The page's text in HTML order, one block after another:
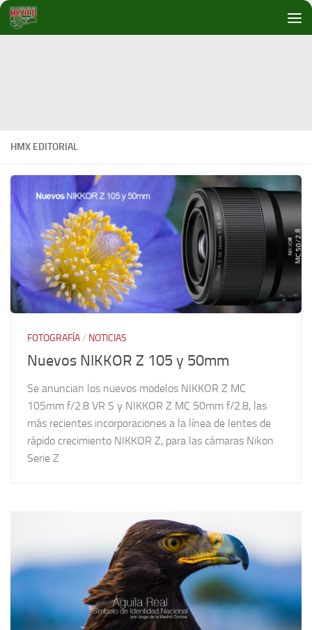
Debajo del contenido
HMX EDITORIAL
FOTOGRAFÍA/ NOTICIAS
Nuevos NIKKOR Z 105 y 50mm
Se anuncian los nuevos modelos NIKKOR Z MC
105mm f/2.8 VR S y NIKKOR Z MC 50mm f/2.8, las
más recientes incorporaciones a la línea de lentes de
rápido crecimiento NIKKOR Z, para las cámaras Nikon
Serie Z